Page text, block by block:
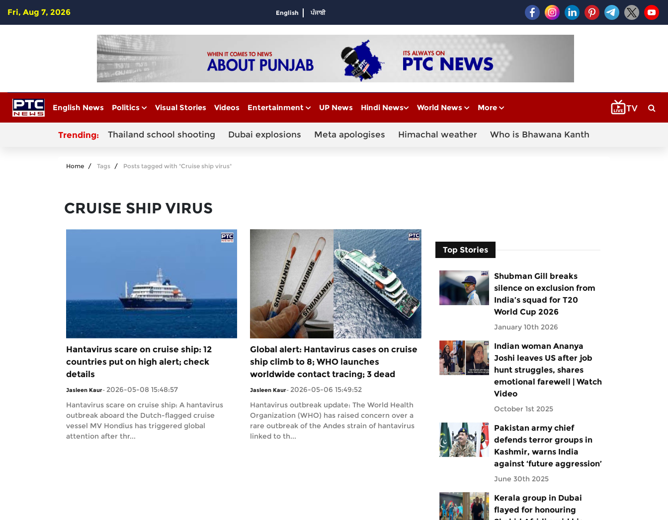
Fri, Aug 7, 2026 English ਪੰਜਾਬੀ
English News Politics Visual Stories Videos Entertainment UP News Hindi News World News More
Trending: Thailand school shooting Dubai explosions Meta apologises Himachal weather Who is Bhawana Kanth
Home Tags Posts tagged with "Cruise ship virus"
CRUISE SHIP VIRUS
Hantavirus scare on cruise ship: 12
countries put on high alert; check
details
Jasleen Kaur- 2026-05-08 15:48:57
Hantavirus scare on cruise ship: A hantavirus
outbreak aboard the Dutch-flagged cruise
vessel MV Hondius has triggered global
attention after thr...
Global alert: Hantavirus cases on cruise
ship climb to 8; WHO launches
worldwide contact tracing; 3 dead
Jasleen Kaur- 2026-05-06 15:49:52
Hantavirus outbreak update: The World Health
Organization (WHO) has raised concern over a
rare outbreak of the Andes strain of hantavirus
linked to th...
Top Stories
Shubman Gill breaks
silence on exclusion from
India’s squad for T20
World Cup 2026
January 10th 2026
Indian woman Ananya
Joshi leaves US after job
hunt struggles, shares
emotional farewell | Watch
Video
October 1st 2025
Pakistan army chief
defends terror groups in
Kashmir, warns India
against ‘future aggression’
June 30th 2025
Kerala group in Dubai
flayed for honouring